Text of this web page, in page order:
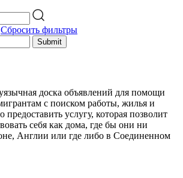
Сбросить фильтры
доска объявлений для помощи
с поиском работы, жилья и
предоставить услугу, которая позволит
себя как дома, где бы они ни
Англии или где либо в Соединенном